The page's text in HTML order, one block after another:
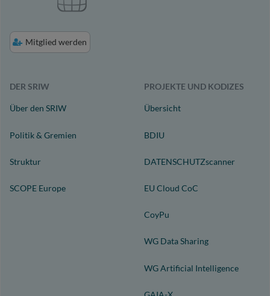
Mitglied werden
DER SRIW
Über den SRIW
Politik & Gremien
Struktur
SCOPE Europe
PROJEKTE UND KODIZES
Übersicht
BDIU
DATENSCHUTZscanner
EU Cloud CoC
CoyPu
WG Data Sharing
WG Artificial Intelligence